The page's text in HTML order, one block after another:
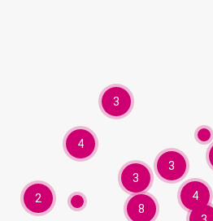
3
8
3
3
4
2
4